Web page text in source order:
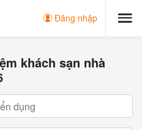
Đăng nhập
khách sạn nhà